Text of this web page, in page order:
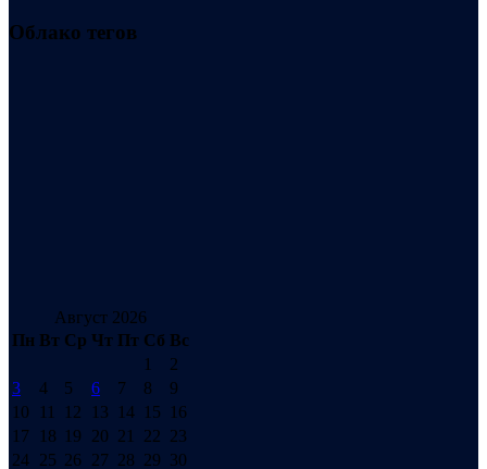
Облако тегов
Август 2026
Пн Вт Ср Чт Пт Сб Вс
1
2
3
4 5 6 7 8
9
10
11 12 13 14 15
16
17
18 19 20 21 22 23
24 25 26 27 28 29 30